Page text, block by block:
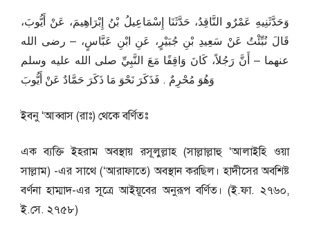
وَحَدَّثَنِيهِ عَمْرٌو النَّاقِدُ، حَدَّثَنَا إِسْمَاعِيلُ بْنُ إِبْرَاهِيمَ، عَنْ أَيُّوبَ،
قَالَ نُبِّئْتُ عَنْ سَعِيدِ بْنِ جُبَيْرٍ، عَنِ ابْنِ عَبَّاسٍ، – رضى الله
عنهما – أَنَّ رَجُلاً، كَانَ وَاقِفًا مَعَ النَّبِيِّ صلى الله عليه وسلم
وَهُوَ مُحْرِمٌ ‏.‏ فَذَكَرَ نَحْوَ مَا ذَكَرَ حَمَّادٌ عَنْ أَيُّوبَ
ইবনু ‘আব্বাস (রাঃ) থেকে বর্ণিতঃ
এক ব্যক্তি ইহরাম অবস্থায় রসূলুল্লাহ (সাল্লাল্লাহু ‘আলাইহি ওয়া
সাল্লাম) -এর সাথে (‘আরাফাতে) অবস্থান করছিল। হাদীসের অবশিষ্ট
বর্ণনা হাম্মাদ-এর সূত্রে আইয়ূবের অনুরূপ বর্ণিত। (ই.ফা. ২৭৬০,
ই.সে. ২৭৫৮)